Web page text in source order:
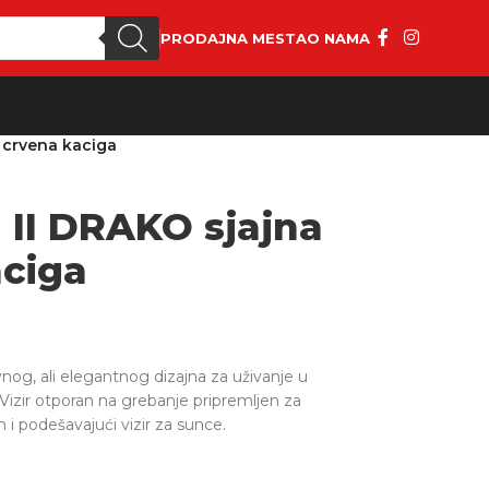
PRODAJNA MESTAO NAMA
crvena kaciga
II DRAKO sjajna
ali elegantnog dizajna za uživanje u
otporan na grebanje pripremljen za
podešavajući vizir za sunce.